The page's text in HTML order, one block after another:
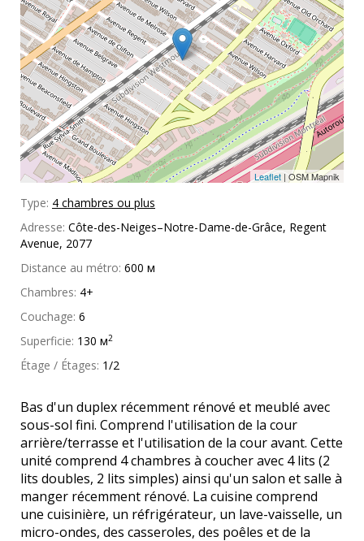
Leaflet | OSM Mapnik
Type: 4 chambres ou plus
Adresse: Côte-des-Neiges–Notre-Dame-de-Grâce, Regent
Avenue, 2077
Distance au métro: 600 м
Chambres: 4+
Couchage: 6
Superficie: 130 м2
Étage / Étages: 1/2
Bas d'un duplex récemment rénové et meublé avec
sous-sol fini. Comprend l'utilisation de la cour
arrière/terrasse et l'utilisation de la cour avant. Cette
unité comprend 4 chambres à coucher avec 4 lits (2
lits doubles, 2 lits simples) ainsi qu'un salon et salle à
manger récemment rénové. La cuisine comprend
une cuisinière, un réfrigérateur, un lave-vaisselle, un
micro-ondes, des casseroles, des poêles et de la